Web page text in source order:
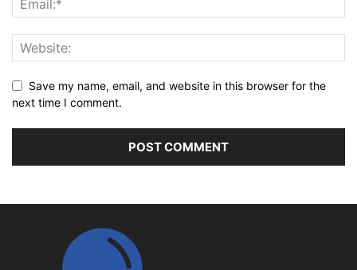
Save my name, email, and website in this browser for the
next time I comment.